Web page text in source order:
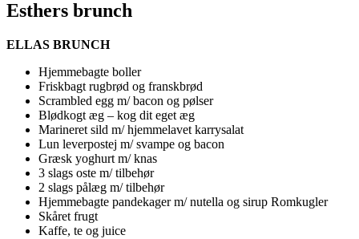
Esthers brunch
ELLAS BRUNCH
Hjemmebagte boller
Friskbagt rugbrød og franskbrød
Scrambled egg m/ bacon og pølser
Blødkogt æg – kog dit eget æg
Marineret sild m/ hjemmelavet karrysalat
Lun leverpostej m/ svampe og bacon
Græsk yoghurt m/ knas
3 slags oste m/ tilbehør
2 slags pålæg m/ tilbehør
Hjemmebagte pandekager m/ nutella og sirup Romkugler
Skåret frugt
Kaffe, te og juice